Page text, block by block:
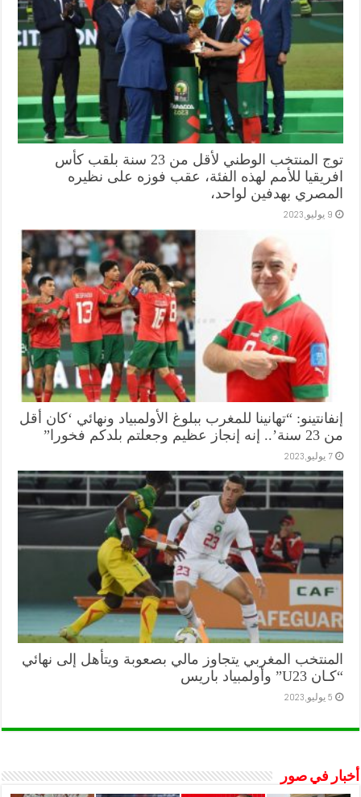
توج المنتخب الوطني لأقل من 23 سنة بلقب كأس
افريقيا للأمم لهذه الفئة، عقب فوزه على نظيره
المصري بهدفين لواحد،
9 يوليو,2023
إنفانتينو: “تهانينا للمغرب ببلوغ الأولمبياد ونهائي ‘كان أقل
من 23 سنة’.. إنه إنجاز عظيم وجعلتم بلدكم فخورا”
7 يوليو,2023
المنتخب المغربي يتجاوز مالي بصعوبة ويتأهل إلى نهائي
“كـان U23” وأولمبياد باريس
5 يوليو,2023
أخبار في صور